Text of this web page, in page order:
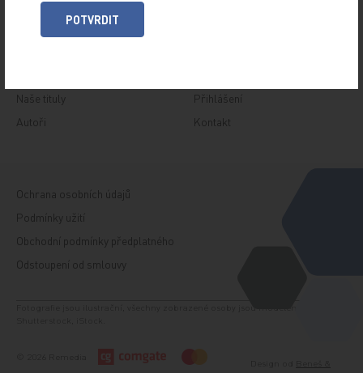
SPECIÁLY
O TITULU
Naše tituly
Autoři
Přihlášení
Kontakt
Ochrana osobních údajů
Podmínky užití
Obchodní podmínky předplatného
Odstoupení od smlouvy
POTVRDIT